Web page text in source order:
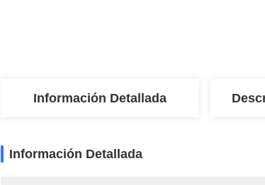
Información Detallada
Información Detallada